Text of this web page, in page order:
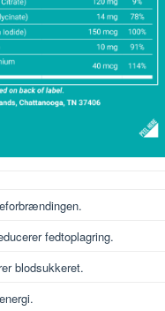
fedtoplagring.
blodsukkeret.